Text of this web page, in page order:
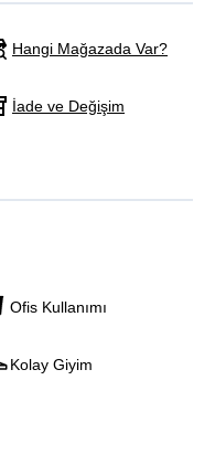
Hangi Mağazada Var?
İade ve Değişim
Ofis Kullanımı
Kolay Giyim